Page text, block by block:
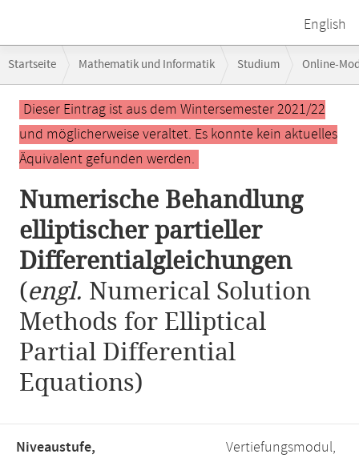
English
Navigation
Startseite Mathematik und Informatik Studium Online-
Numerische Behandlung elliptischer partieller Differentialgleichungen
Hauptinhalt
Dieser Eintrag ist aus dem Wintersemester 2021/22
und möglicherweise veraltet. Es konnte kein aktuelles
Äquivalent gefunden werden.
Numerische Behandlung
elliptischer partieller
Differentialgleichungen
(engl. Numerical Solution
Methods for Elliptical
Partial Differential
Equations)
Niveaustufe,
Vertiefungsmodul,